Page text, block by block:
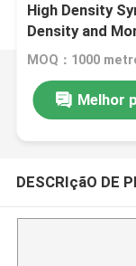
High Density
Density and
m, 4.0 m Roll
Melhor
DESCRIçãO DE